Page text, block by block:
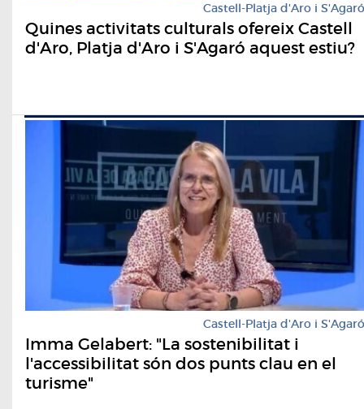
Castell-Platja d'Aro i S'Agaró
Quines activitats culturals ofereix Castell
d'Aro, Platja d'Aro i S'Agaró aquest estiu?
Castell-Platja d'Aro i S'Agaró
Imma Gelabert: "La sostenibilitat i
l'accessibilitat són dos punts clau en el
turisme"